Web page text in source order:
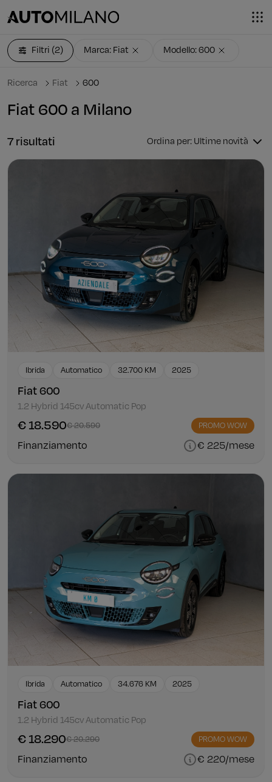
Ricerca Fiat 600
Fiat 600 a Milano
Filtri (2) Marca: Fiat Modello: 600
7 risultati Ordina per: Ultime novità
Ibrida Automatico 32.700 KM 2025
Fiat 600
1.2 Hybrid 145cv Automatic Pop
€ 18.590€ 20.590 PROMO WOW
Finanziamento € 225/mese
Ibrida Automatico 34.676 KM 2025
Fiat 600
1.2 Hybrid 145cv Automatic Pop
€ 18.290€ 20.290 PROMO WOW
Finanziamento € 220/mese